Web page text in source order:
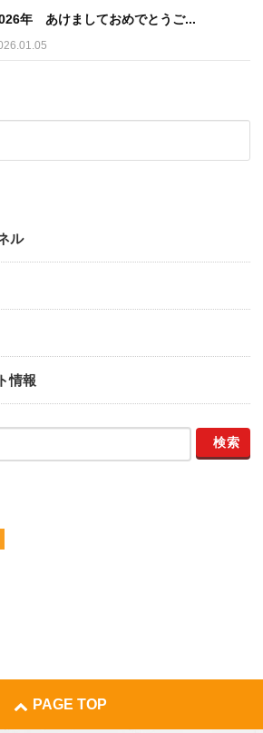
年 あけましておめでとうご...
ル
情報
PAGE TOP